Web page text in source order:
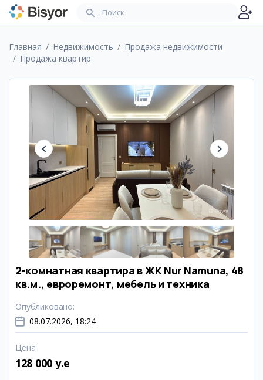
Главная Недвижимость
Продажа недвижимости
Продажа квартир
2-комнатная квартира в ЖК Nur Namuna, 48
кв.м., евроремонт, мебель и техника
Опубликовано:
08.07.2026, 18:24
Цена:
128 000 y.e